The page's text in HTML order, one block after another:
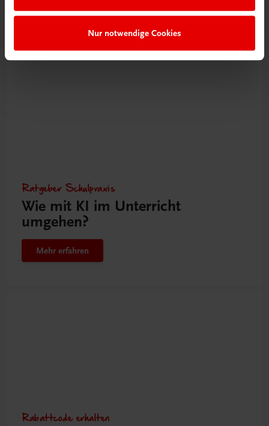
Nur notwendige Cookies
Gut zu wissen
Ratgeber Schulpraxis
Wie mit KI im Unterricht
umgehen?
Mehr erfahren
Rabattcode erhalten